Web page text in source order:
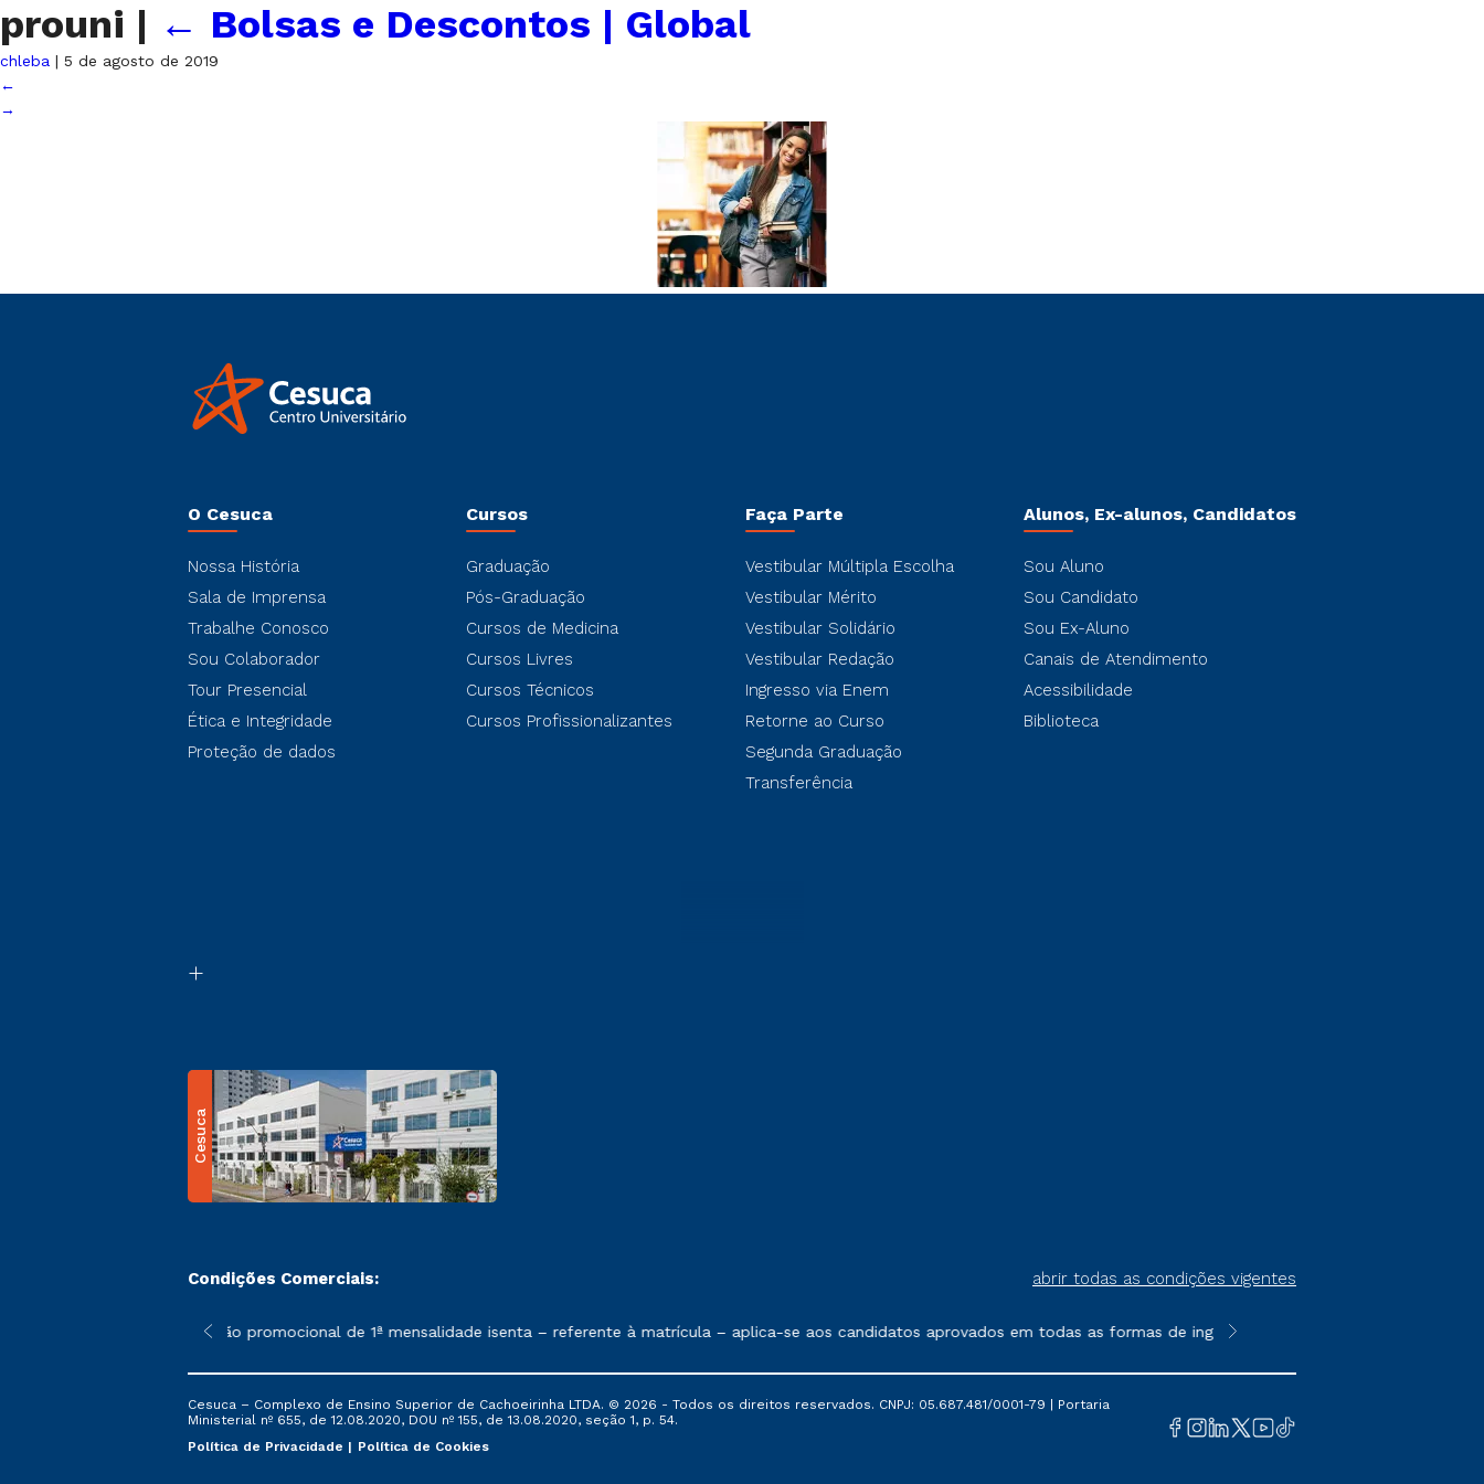
prouni | ← Bolsas e Descontos | Global
chleba | 5 de agosto de 2019
←
→
O Cesuca
Nossa História
Sala de Imprensa
Trabalhe Conosco
Sou Colaborador
Tour Presencial
Ética e Integridade
Proteção de dados
Cursos
Graduação
Pós-Graduação
Cursos de Medicina
Cursos Livres
Cursos Técnicos
Cursos Profissionalizantes
Faça Parte
Vestibular Múltipla Escolha
Vestibular Mérito
Vestibular Solidário
Vestibular Redação
Ingresso via Enem
Retorne ao Curso
Segunda Graduação
Transferência
Alunos, Ex-alunos, Candidatos
Sou Aluno
Sou Candidato
Sou Ex-Aluno
Canais de Atendimento
Acessibilidade
Biblioteca
Cesuca
Condições Comerciais: abrir todas as condições vigentes
sofrer alterações nos períodos de rematrícula conforme exposto no contrato de prestação de serviços
*A condição promocional de 1ª mensalidade isenta – referente à matrícula – aplica-se aos candidatos aprovados em todas as formas de ingresso, exceto na prova on-line
**Semipresencial é um formato do
Cesuca – Complexo de Ensino Superior de Cachoeirinha LTDA. © 2026 - Todos os direitos reservados. CNPJ: 05.687.481/0001-79 | Portaria
Ministerial nº 655, de 12.08.2020, DOU nº 155, de 13.08.2020, seção 1, p. 54.
Política de Privacidade
Política de Cookies